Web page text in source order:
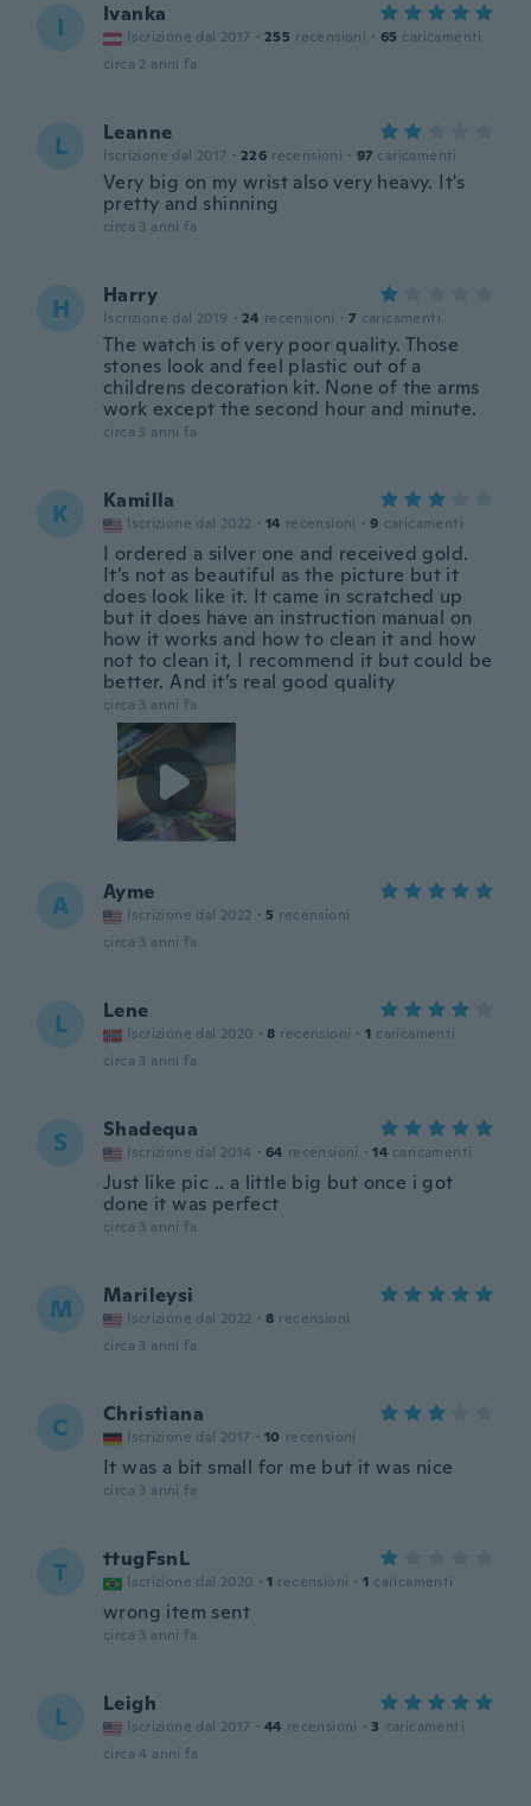
I Ivanka
Iscrizione dal 2017 · 255 recensioni · 65 caricamenti
circa 2 anni fa
L Leanne
Iscrizione dal 2017 · 226 recensioni · 97 caricamenti
Very big on my wrist also very heavy. It's
pretty and shinning
circa 3 anni fa
H Harry
Iscrizione dal 2019 · 24 recensioni · 7 caricamenti
The watch is of very poor quality. Those
stones look and feel plastic out of a
childrens decoration kit. None of the arms
work except the second hour and minute.
circa 3 anni fa
K Kamilla
Iscrizione dal 2022 · 14 recensioni · 9 caricamenti
I ordered a silver one and received gold.
It’s not as beautiful as the picture but it
does look like it. It came in scratched up
but it does have an instruction manual on
how it works and how to clean it and how
not to clean it, I recommend it but could be
better. And it’s real good quality
circa 3 anni fa
A Ayme
Iscrizione dal 2022 · 5 recensioni
circa 3 anni fa
L Lene
Iscrizione dal 2020 · 8 recensioni · 1 caricamenti
circa 3 anni fa
S Shadequa
Iscrizione dal 2014 · 64 recensioni · 14 caricamenti
Just like pic .. a little big but once i got
done it was perfect
circa 3 anni fa
M Marileysi
Iscrizione dal 2022 · 8 recensioni
circa 3 anni fa
C Christiana
Iscrizione dal 2017 · 10 recensioni
It was a bit small for me but it was nice
circa 3 anni fa
T ttugFsnL
Iscrizione dal 2020 · 1 recensioni · 1 caricamenti
wrong item sent
circa 3 anni fa
L Leigh
Iscrizione dal 2017 · 44 recensioni · 3 caricamenti
circa 4 anni fa